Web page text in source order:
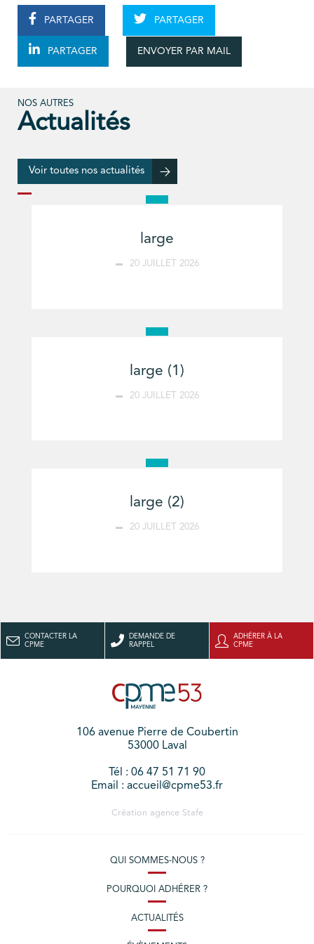
PARTAGER PARTAGER
PARTAGER ENVOYER PAR MAIL
NOS AUTRES
Actualités
Voir toutes nos actualités
large
20 JUILLET 2026
large (1)
20 JUILLET 2026
large (2)
20 JUILLET 2026
CONTACTER LA
CPME
DEMANDE DE
RAPPEL
ADHÉRER À LA
CPME
106 avenue Pierre de Coubertin
53000 Laval
Tél : 06 47 51 71 90
Email : accueil@cpme53.fr
Création agence Stafe
QUI SOMMES-NOUS ?
POURQUOI ADHÉRER ?
ACTUALITÉS